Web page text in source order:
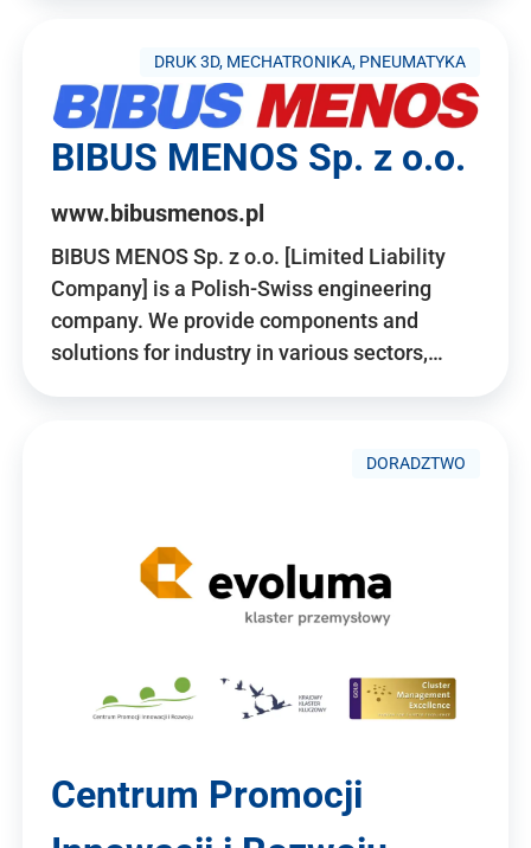
DRUK 3D, MECHATRONIKA, PNEUMATYKA
BIBUS MENOS Sp. z o.o.
www.bibusmenos.pl
BIBUS MENOS Sp. z o.o. [Limited Liability
Company] is a Polish-Swiss engineering
company. We provide components and
solutions for industry in various sectors,…
DORADZTWO
Centrum Promocji